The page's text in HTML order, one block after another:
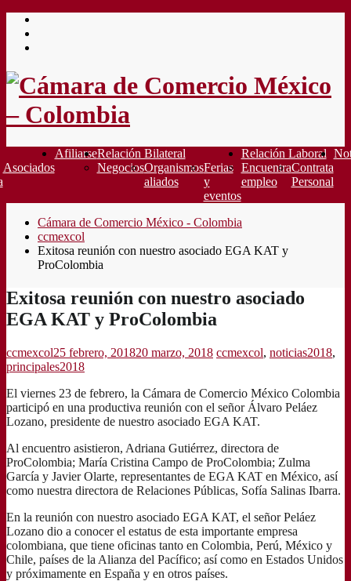
Saltar
contenido
Asociados
AfiliarseRelación Bilateral
NegociosOrganismos
aliados
Ferias
y
eventos
Relación Laboral
Encuentra
empleo
Contrata
Personal
Cámara de Comercio México - Colombia
ccmexcol
Exitosa reunión con nuestro asociado EGA KAT y
ProColombia
Exitosa reunión con nuestro asociado
EGA KAT y ProColombia
ccmexcol25 febrero, 201820 marzo, 2018 ccmexcol, noticias2018,
principales2018
El viernes 23 de febrero, la Cámara de Comercio México Colombia
participó en una productiva reunión con el señor Álvaro Peláez
Lozano, presidente de nuestro asociado EGA KAT.
Al encuentro asistieron, Adriana Gutiérrez, directora de
ProColombia; María Cristina Campo de ProColombia; Zulma
García y Javier Olarte, representantes de EGA KAT en México, así
como nuestra directora de Relaciones Públicas, Sofía Salinas Ibarra.
En la reunión con nuestro asociado EGA KAT, el señor Peláez
Lozano dio a conocer el estatus de esta importante empresa
colombiana, que tiene oficinas tanto en Colombia, Perú, México y
Chile, países de la Alianza del Pacífico; así como en Estados Unidos
y próximamente en España y en otros países.